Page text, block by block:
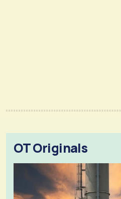
OT Originals